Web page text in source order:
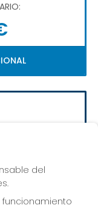
del